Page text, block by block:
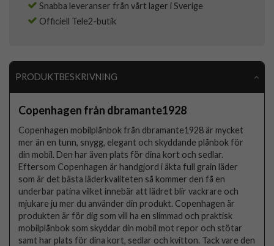
Snabba leveranser från vårt lager i Sverige
Officiell Tele2-butik
PRODUKTBESKRIVNING
Copenhagen från dbramante1928
Copenhagen mobilplånbok från dbramante1928 är mycket
mer än en tunn, snygg, elegant och skyddande plånbok för
din mobil. Den har även plats för dina kort och sedlar.
Eftersom Copenhagen är handgjord i äkta full grain läder
som är det bästa läderkvaliteten så kommer den få en
underbar patina vilket innebär att lädret blir vackrare och
mjukare ju mer du använder din produkt. Copenhagen är
produkten är för dig som vill ha en slimmad och praktisk
mobilplånbok som skyddar din mobil mot repor och stötar
samt har plats för dina kort, sedlar och kvitton. Tack vare den